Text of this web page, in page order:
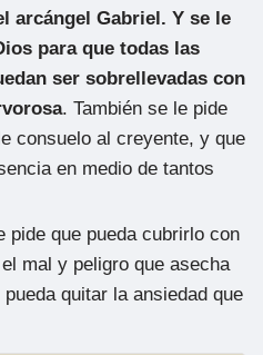
arcángel Gabriel. Y se le
para que todas las
ser sobrellevadas con
. También se le pide
consuelo al creyente, y que
en medio de tantos
pide que pueda cubrirlo con
mal y peligro que asecha
quitar la ansiedad que